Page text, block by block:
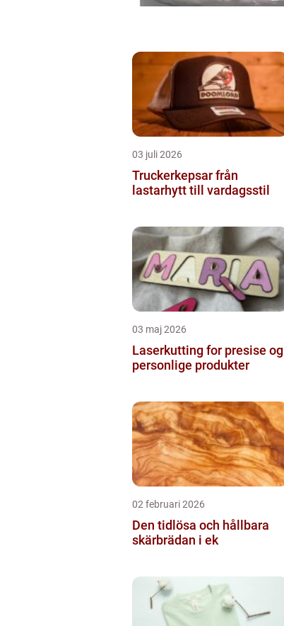
03 juli 2026
Truckerkepsar från
lastarhytt till vardagsstil
03 maj 2026
Laserkutting for presise og
personlige produkter
02 februari 2026
Den tidlösa och hållbara
skärbrädan i ek